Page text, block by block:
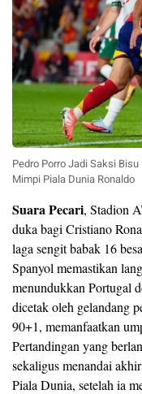
Pedro Porro Jadi Saksi
Mimpi Piala Dunia Ronaldo
Suara Pecari, Stadion
duka bagi Cristiano
laga sengit babak 16
Spanyol memastikan
menundukkan Portugal
dicetak oleh gelandang
90+1, memanfaatkan
Pertandingan yang
sekaligus menandai
Piala Dunia, setelah ia